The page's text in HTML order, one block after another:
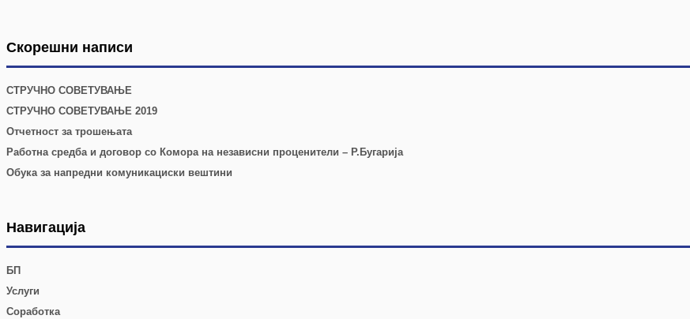
Скорешни написи
СТРУЧНО СОВЕТУВАЊЕ
СТРУЧНО СОВЕТУВАЊЕ 2019
Отчетност за трошењата
Работна средба и договор со Комора на независни проценители – Р.Бугарија
Обука за напредни комуникациски вештини
Навигација
БП
Услуги
Соработка